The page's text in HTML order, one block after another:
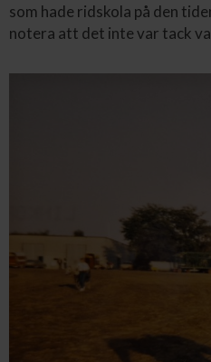
som hade ridskola på den
notera att det inte var tack